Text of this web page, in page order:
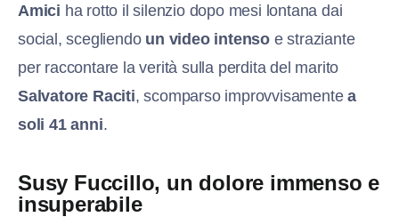
Amici ha rotto il silenzio dopo mesi lontana dai
social, scegliendo un video intenso e straziante
per raccontare la verità sulla perdita del marito
Salvatore Raciti, scomparso improvvisamentea
soli 41 anni.
Susy Fuccillo, un dolore immenso e
insuperabile